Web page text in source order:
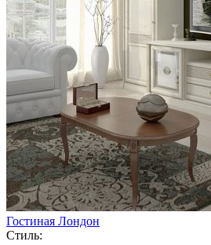
Гостиная Лондон
Стиль: